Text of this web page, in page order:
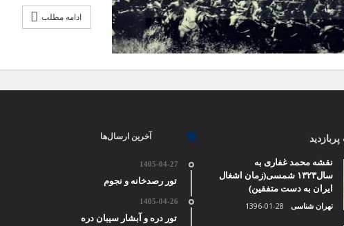
ادامه مطلب
نقشه محمد غفاری به
سال۱۳۲۳ شمسی(زمان اشغال
ایران به دست متفقین)
تهران شناسی 1396-01-28
آخرین ارسال‌ها
1405-04-27
تور رصدخانه و نجوم
1405-04-26
تور دره و آبشار سیبان دره